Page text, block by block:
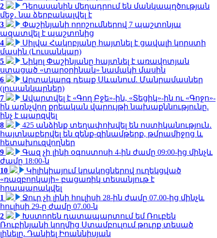
2
Դերասանին մեղադրում են մանկապղծության
մեջ․ նա ձերբակալվել է
3
Փաշինյանի որոշումներով 7 պաշտոնյա
ազատվել է պաշտոնից
4
Սիլվա Հակոբյանը հայտնել է ցավալի կորստի
մասին (Լուսանկար)
5
Նիկոլ Փաշինյանը հայտնել է առավոտյան
ստացած «տարօրինակ» նամակի մասին
6
Արտակարգ դեպք Սևանում. Մանրամասներ
(լուսանկարներ)
7
Ավարտվել է «Գող Բջե»-ին, «Տեցիկ»-ին ու «Գոջո»-
ին առնչվող քրեական վարույթի նախաքննությունը.
ինչ է պարզվել
8
425 անձինք տեղափոխվել են ոստիկանություն․
հայտնաբերվել են զենք-զինամթերք, թմրամիջոց և
հետախուզվողներ
9
Գազ չի լինի օգոստոսի 4-ին ժամը 09:00-ից մինչև
ժամը 18:00-ն
10
Կիլիկիայում կրակոցներով ուղեկցված
«ռազբորկայի» բացառիկ տեսանյութ է
հրապարակվել
1
Ջուր չի լինի հուլիսի 28-ին ժամը 07.00-ից մինչև
հուլիսի 29-ը ժամը 07.00-ն
2
Խստորեն դատապարտում եմ Ռուբեն
Ռուբինյանի կողմից Ստամբուլում թուրք տեսած
լինելը. Դանիել Իոաննիսյան